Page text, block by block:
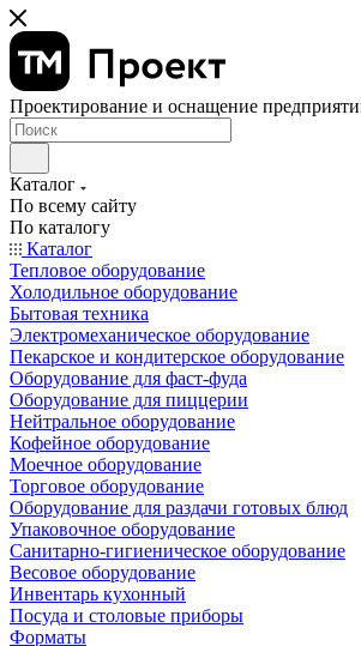
Проектирование и оснащение
Каталог
По всему сайту
По каталогу
Каталог
Тепловое оборудование
Холодильное оборудование
Бытовая техника
Электромеханическое оборудование
Пекарское и кондитерское оборудование
Оборудование для фаст-фуда
Оборудование для пиццерии
Нейтральное оборудование
Кофейное оборудование
Моечное оборудование
Торговое оборудование
Оборудование для раздачи готовых блюд
Упаковочное оборудование
Санитарно-гигиеническое оборудование
Весовое оборудование
Инвентарь кухонный
Посуда и столовые приборы
Форматы